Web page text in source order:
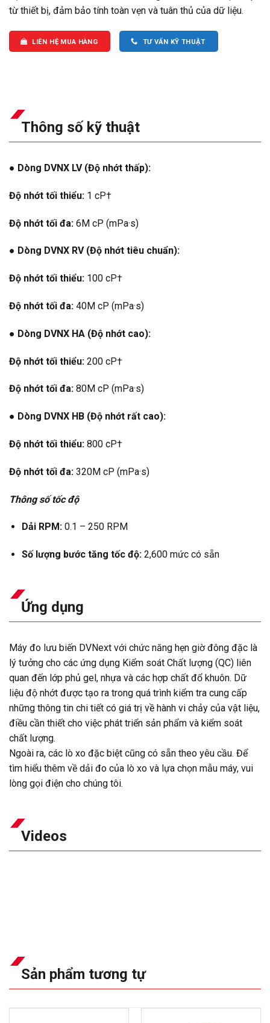
từ thiết bị, đảm bảo tính toàn vẹn và tuân thủ của dữ liệu.
LIÊN HỆ MUA HÀNG TƯ VẤN KỸ THUẬT
Thông số kỹ thuật
● Dòng DVNX LV (Độ nhớt thấp):
Độ nhớt tối thiểu: 1 cP†
Độ nhớt tối đa: 6M cP (mPa·s)
● Dòng DVNX RV (Độ nhớt tiêu chuẩn):
Độ nhớt tối thiểu: 100 cP†
Độ nhớt tối đa: 40M cP (mPa·s)
● Dòng DVNX HA (Độ nhớt cao):
Độ nhớt tối thiểu: 200 cP†
Độ nhớt tối đa: 80M cP (mPa·s)
● Dòng DVNX HB (Độ nhớt rất cao):
Độ nhớt tối thiểu: 800 cP†
Độ nhớt tối đa: 320M cP (mPa·s)
Thông số tốc độ
Dải RPM:0.1 – 250 RPM
Số lượng bước tăng tốc độ:2,600 mức có sẵn
Ứng dụng
Máy đo lưu biến DVNext với chức năng hẹn giờ đông đặc là
lý tưởng cho các ứng dụng Kiểm soát Chất lượng (QC) liên
quan đến lớp phủ gel, nhựa và các hợp chất đổ khuôn. Dữ
liệu độ nhớt được tạo ra trong quá trình kiểm tra cung cấp
những thông tin chi tiết có giá trị về hành vi chảy của vật liệu,
điều cần thiết cho việc phát triển sản phẩm và kiểm soát
chất lượng.
Ngoài ra, các lò xo đặc biệt cũng có sẵn theo yêu cầu. Để
tìm hiểu thêm về dải đo của lò xo và lựa chọn mẫu máy, vui
lòng gọi điện cho chúng tôi.
Videos
Sản phẩm tương tự